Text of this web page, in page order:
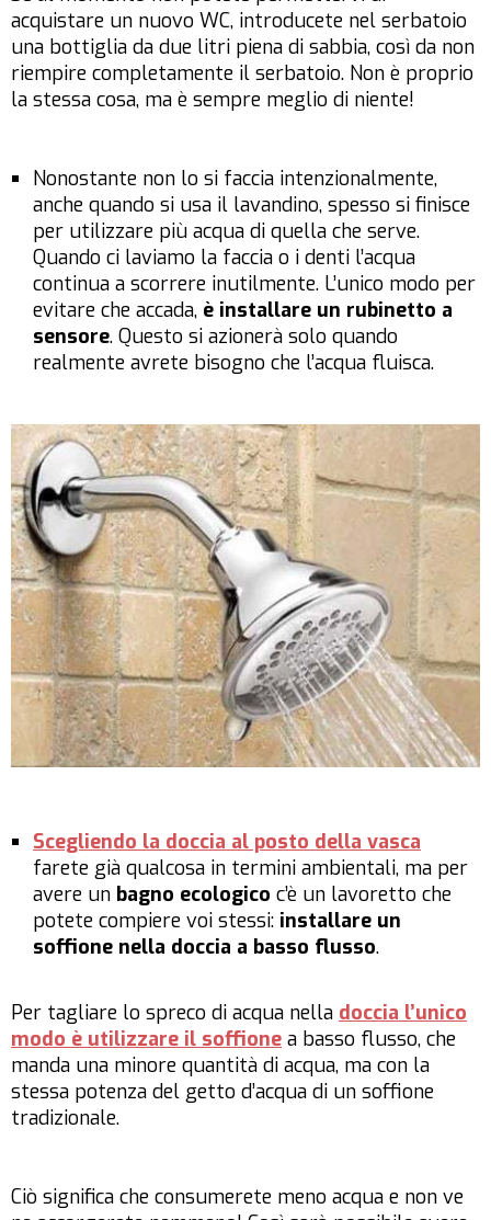
acquistare un nuovo WC, introducete nel serbatoio
una bottiglia da due litri piena di sabbia, così da non
riempire completamente il serbatoio. Non è proprio
la stessa cosa, ma è sempre meglio di niente!
Nonostante non lo si faccia intenzionalmente,
anche quando si usa il lavandino, spesso si finisce
per utilizzare più acqua di quella che serve.
Quando ci laviamo la faccia o i denti l’acqua
continua a scorrere inutilmente. L’unico modo per
evitare che accada, è installare un rubinetto a
sensore. Questo si azionerà solo quando
realmente avrete bisogno che l’acqua fluisca.
Scegliendo la doccia al posto della vasca
farete già qualcosa in termini ambientali, ma per
avere un bagno ecologico c’è un lavoretto che
potete compiere voi stessi: installare un
soffione nella doccia a basso flusso.
Per tagliare lo spreco di acqua nella doccia l’unico
modo è utilizzare il soffione a basso flusso, che
manda una minore quantità di acqua, ma con la
stessa potenza del getto d’acqua di un soffione
tradizionale.
Ciò significa che consumerete meno acqua e non ve